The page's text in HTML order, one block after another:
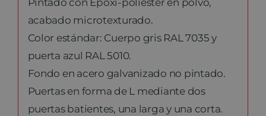
Pintado con Epoxi-poliéster en polvo,
acabado microtexturado.
Color estándar: Cuerpo gris RAL 7035 y
puerta azul RAL 5010.
Fondo en acero galvanizado no pintado.
Puertas en forma de L mediante dos
puertas batientes, una larga y una corta.